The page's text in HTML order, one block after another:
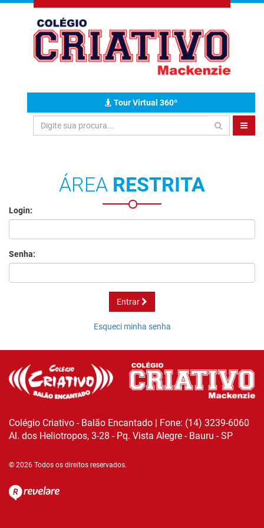
Tour Virtual 360º
ÁREA RESTRITA
Login:
Senha:
Entrar
Esqueci minha senha
Colégio Criativo - Balão Encantado | Fone: (14) 3239-6060
Al. dos Heliotropos, 3-28 - Pq. Vista Alegre - Bauru - SP
© 2026 Todos os direitos reservados.